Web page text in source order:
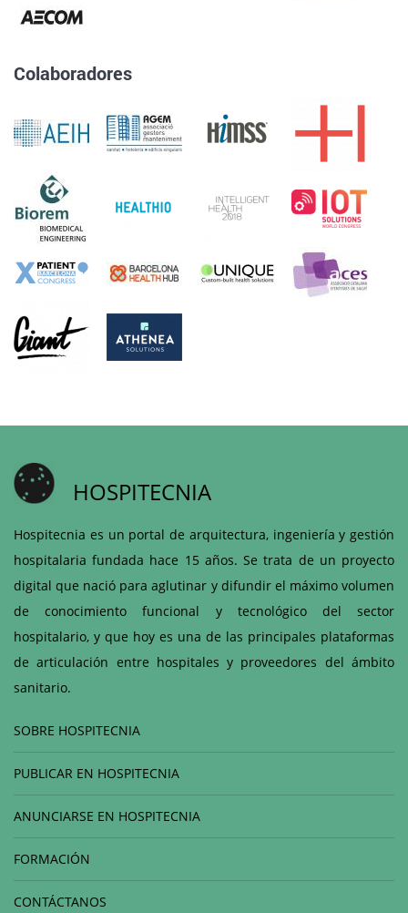
Colaboradores
HOSPITECNIA
Hospitecnia es un portal de arquitectura, ingeniería y gestión
hospitalaria fundada hace 15 años. Se trata de un proyecto
digital que nació para aglutinar y difundir el máximo volumen
de conocimiento funcional y tecnológico del sector
hospitalario, y que hoy es una de las principales plataformas
de articulación entre hospitales y proveedores del ámbito
sanitario.
SOBRE HOSPITECNIA
PUBLICAR EN HOSPITECNIA
ANUNCIARSE EN HOSPITECNIA
FORMACIÓN
CONTÁCTANOS